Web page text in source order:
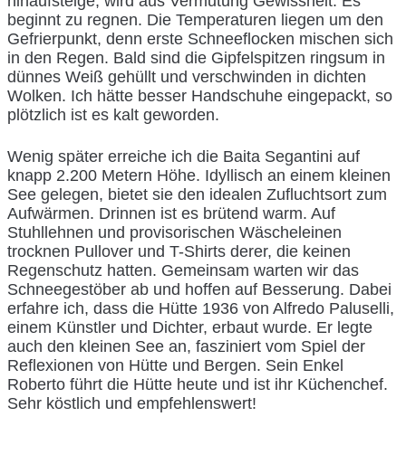
beginnt zu regnen. Die Temperaturen liegen um den
Gefrierpunkt, denn erste Schneeflocken mischen sich
in den Regen. Bald sind die Gipfelspitzen ringsum in
dünnes Weiß gehüllt und verschwinden in dichten
Wolken. Ich hätte besser Handschuhe eingepackt, so
plötzlich ist es kalt geworden.
Wenig später erreiche ich die Baita Segantini auf
knapp 2.200 Metern Höhe. Idyllisch an einem kleinen
See gelegen, bietet sie den idealen Zufluchtsort zum
Aufwärmen. Drinnen ist es brütend warm. Auf
Stuhllehnen und provisorischen Wäscheleinen
trocknen Pullover und T-Shirts derer, die keinen
Regenschutz hatten. Gemeinsam warten wir das
Schneegestöber ab und hoffen auf Besserung. Dabei
erfahre ich, dass die Hütte 1936 von Alfredo Paluselli,
einem Künstler und Dichter, erbaut wurde. Er legte
auch den kleinen See an, fasziniert vom Spiel der
Reflexionen von Hütte und Bergen. Sein Enkel
Roberto führt die Hütte heute und ist ihr Küchenchef.
Sehr köstlich und empfehlenswert!